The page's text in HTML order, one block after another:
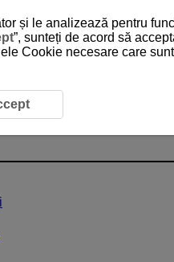
și le analizează pentru
”, sunteți de acord să
Cookie necesare care